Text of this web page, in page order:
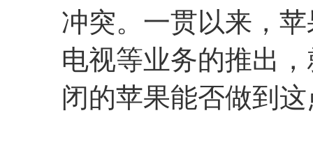
冲突。一贯以来，
电视等业务的推出
闭的苹果能否做到